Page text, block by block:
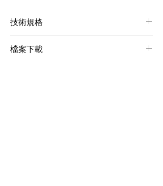
技術規格
最大功率：14
檔案下載